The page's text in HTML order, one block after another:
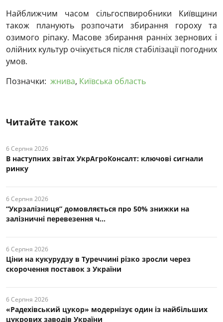
Найближчим часом сільгоспвиробники Київщини
також планують розпочати збирання гороху та
озимого ріпаку. Масове збирання ранніх зернових і
олійних культур очікується після стабілізації погодних
умов.
Позначки: жнива, Київська область
Читайте також
6 Серпня 2026
В наступних звітах УкрАгроКонсалт: ключові cигнали
ринку
6 Серпня 2026
“Укрзалізниця” домовляється про 50% знижки на
залізничні перевезення ч...
6 Серпня 2026
Ціни на кукурудзу в Туреччині різко зросли через
скорочення поставок з України
6 Серпня 2026
«Радехівський цукор» модернізує один із найбільших
цукрових заводів України